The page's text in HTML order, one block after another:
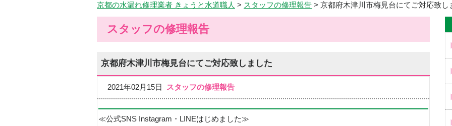
京都の水漏れ修理業者 きょうと水道職人 > スタッフの修理報告 > 京都府木津川市梅見台にてご対応致し
スタッフの修理報告
京都府木津川市梅見台にてご対応致しました
2021年02月15日 スタッフの修理報告
≪公式SNS Instagram・LINEはじめました≫